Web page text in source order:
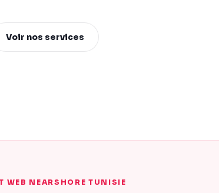
Voir nos services
WEB NEARSHORE TUNISIE